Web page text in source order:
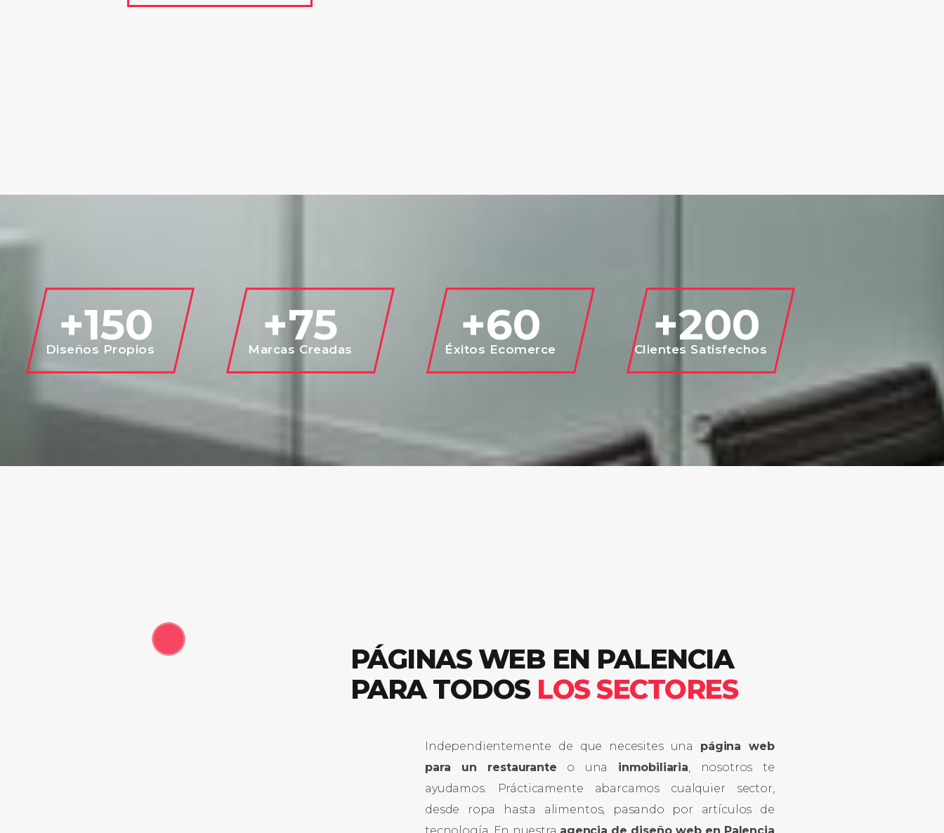
Diseños Propios
+150 Marcas Creadas
+75 Éxitos Ecomerce
+60 Clientes Satisfechos
+200
PÁGINAS WEB EN PALENCIA
PARA TODOS LOS SECTORES
Independientemente de que necesites una página web
para un restaurante o una inmobiliaria, nosotros te
ayudamos. Prácticamente abarcamos cualquier sector,
desde ropa hasta alimentos, pasando por artículos de